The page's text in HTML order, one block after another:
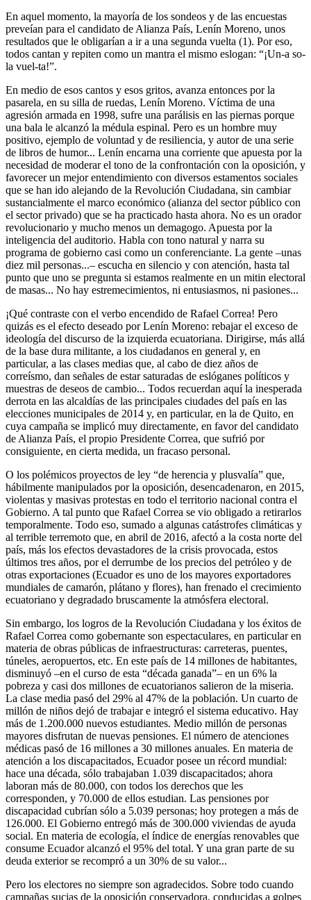
En aquel momento, la mayoría de los sondeos y de las encuestas
preveían para el candidato de Alianza País, Lenín Moreno, unos
resultados que le obligarían a ir a una segunda vuelta (1). Por eso,
todos cantan y repiten como un mantra el mismo eslogan: “¡Un-a so-
la vuel-ta!”.
En medio de esos cantos y esos gritos, avanza entonces por la
pasarela, en su silla de ruedas, Lenín Moreno. Víctima de una
agresión armada en 1998, sufre una parálisis en las piernas porque
una bala le alcanzó la médula espinal. Pero es un hombre muy
positivo, ejemplo de voluntad y de resiliencia, y autor de una serie
de libros de humor... Lenín encarna una corriente que apuesta por la
necesidad de moderar el tono de la confrontación con la oposición, y
favorecer un mejor entendimiento con diversos estamentos sociales
que se han ido alejando de la Revolución Ciudadana, sin cambiar
sustancialmente el marco económico (alianza del sector público con
el sector privado) que se ha practicado hasta ahora. No es un orador
revolucionario y mucho menos un demagogo. Apuesta por la
inteligencia del auditorio. Habla con tono natural y narra su
programa de gobierno casi como un conferenciante. La gente –unas
diez mil personas...– escucha en silencio y con atención, hasta tal
punto que uno se pregunta si estamos realmente en un mitin electoral
de masas... No hay estremecimientos, ni entusiasmos, ni pasiones...
¡Qué contraste con el verbo encendido de Rafael Correa! Pero
quizás es el efecto deseado por Lenín Moreno: rebajar el exceso de
ideología del discurso de la izquierda ecuatoriana. Dirigirse, más allá
de la base dura militante, a los ciudadanos en general y, en
particular, a las clases medias que, al cabo de diez años de
correísmo, dan señales de estar saturadas de eslóganes políticos y
muestras de deseos de cambio... Todos recuerdan aquí la inesperada
derrota en las alcaldías de las principales ciudades del país en las
elecciones municipales de 2014 y, en particular, en la de Quito, en
cuya campaña se implicó muy directamente, en favor del candidato
de Alianza País, el propio Presidente Correa, que sufrió por
consiguiente, en cierta medida, un fracaso personal.
O los polémicos proyectos de ley “de herencia y plusvalía” que,
hábilmente manipulados por la oposición, desencadenaron, en 2015,
violentas y masivas protestas en todo el territorio nacional contra el
Gobierno. A tal punto que Rafael Correa se vio obligado a retirarlos
temporalmente. Todo eso, sumado a algunas catástrofes climáticas y
al terrible terremoto que, en abril de 2016, afectó a la costa norte del
país, más los efectos devastadores de la crisis provocada, estos
últimos tres años, por el derrumbe de los precios del petróleo y de
otras exportaciones (Ecuador es uno de los mayores exportadores
mundiales de camarón, plátano y flores), han frenado el crecimiento
ecuatoriano y degradado bruscamente la atmósfera electoral.
Sin embargo, los logros de la Revolución Ciudadana y los éxitos de
Rafael Correa como gobernante son espectaculares, en particular en
materia de obras públicas de infraestructuras: carreteras, puentes,
túneles, aeropuertos, etc. En este país de 14 millones de habitantes,
disminuyó –en el curso de esta “década ganada”– en un 6% la
pobreza y casi dos millones de ecuatorianos salieron de la miseria.
La clase media pasó del 29% al 47% de la población. Un cuarto de
millón de niños dejó de trabajar e integró el sistema educativo. Hay
más de 1.200.000 nuevos estudiantes. Medio millón de personas
mayores disfrutan de nuevas pensiones. El número de atenciones
médicas pasó de 16 millones a 30 millones anuales. En materia de
atención a los discapacitados, Ecuador posee un récord mundial:
hace una década, sólo trabajaban 1.039 discapacitados; ahora
laboran más de 80.000, con todos los derechos que les
corresponden, y 70.000 de ellos estudian. Las pensiones por
discapacidad cubrían sólo a 5.039 personas; hoy protegen a más de
126.000. El Gobierno entregó más de 300.000 viviendas de ayuda
social. En materia de ecología, el índice de energías renovables que
consume Ecuador alcanzó el 95% del total. Y una gran parte de su
deuda exterior se recompró a un 30% de su valor...
Pero los electores no siempre son agradecidos. Sobre todo cuando
campañas sucias de la oposición conservadora, conducidas a golpes